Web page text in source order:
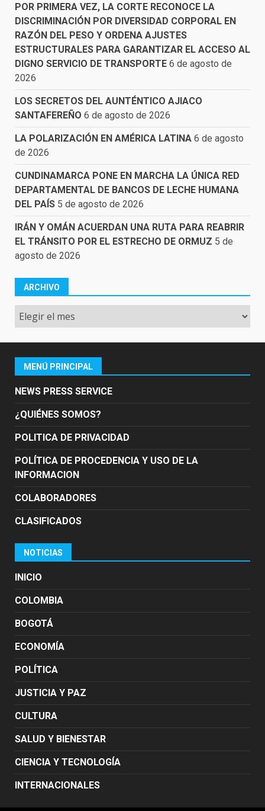
POR PRIMERA VEZ, LA CORTE RECONOCE LA
DISCRIMINACIÓN POR DIVERSIDAD CORPORAL EN
RAZÓN DEL PESO Y ORDENA AJUSTES
ESTRUCTURALES PARA GARANTIZAR EL ACCESO AL
DIGNO SERVICIO DE TRANSPORTE 6 de agosto de
2026
LOS SECRETOS DEL AUNTÉNTICO AJIACO
SANTAFEREÑO 6 de agosto de 2026
LA POLARIZACIÓN EN AMÉRICA LATINA 6 de agosto
de 2026
CUNDINAMARCA PONE EN MARCHA LA ÚNICA RED
DEPARTAMENTAL DE BANCOS DE LECHE HUMANA
DEL PAÍS 5 de agosto de 2026
IRÁN Y OMÁN ACUERDAN UNA RUTA PARA REABRIR
EL TRÁNSITO POR EL ESTRECHO DE ORMUZ 5 de
agosto de 2026
ARCHIVO
Archivo
MENÚ PRINCIPAL
NEWS PRESS SERVICE
¿QUIÉNES SOMOS?
POLITICA DE PRIVACIDAD
POLÍTICA DE PROCEDENCIA Y USO DE LA
INFORMACION
COLABORADORES
CLASIFICADOS
NOTICIAS
INICIO
COLOMBIA
BOGOTÁ
ECONOMÍA
POLÍTICA
JUSTICIA Y PAZ
CULTURA
SALUD Y BIENESTAR
CIENCIA Y TECNOLOGÍA
INTERNACIONALES